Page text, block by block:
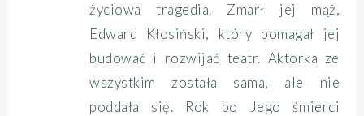
życiowa tragedia. Zmarł jej mąż,
Edward Kłosiński, który pomagał jej
budować i rozwijać teatr. Aktorka ze
wszystkim została sama, ale nie
poddała się. Rok po Jego śmierci